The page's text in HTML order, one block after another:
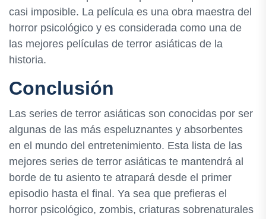
casi imposible. La película es una obra maestra del
horror psicológico y es considerada como una de
las mejores películas de terror asiáticas de la
historia.
Conclusión
Las series de terror asiáticas son conocidas por ser
algunas de las más espeluznantes y absorbentes
en el mundo del entretenimiento. Esta lista de las
mejores series de terror asiáticas te mantendrá al
borde de tu asiento te atrapará desde el primer
episodio hasta el final. Ya sea que prefieras el
horror psicológico, zombis, criaturas sobrenaturales